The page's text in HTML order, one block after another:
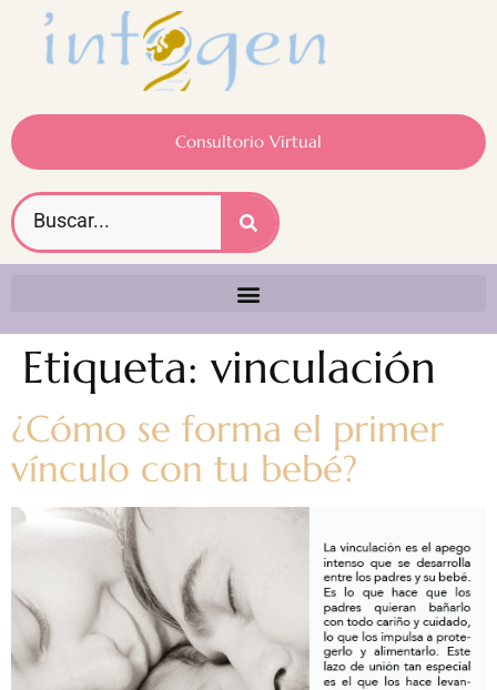
Consultorio Virtual
Etiqueta: vinculación
¿Cómo se forma el primer
vínculo con tu bebé?